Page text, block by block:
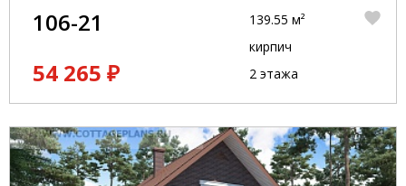
106-21
54 265 ₽
139.55 м²
кирпич
2 этажа